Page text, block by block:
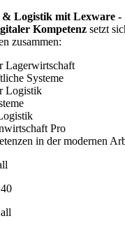
Logistik mit Lexware -
Kompetenz setzt
zusammen:
Lagerwirtschaft
Systeme
Logistik
Pro
in der modernen